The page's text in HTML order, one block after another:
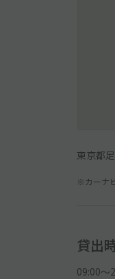
東京都
※カーナ
貸出
09:00〜